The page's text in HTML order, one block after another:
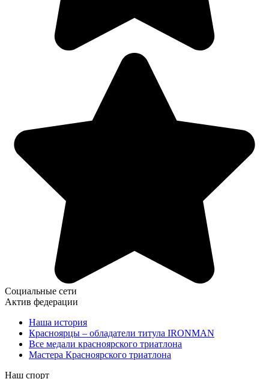
Социальные сети
Актив федерации
Наша история
Красноярцы – обладатели титула IRONMAN
Все медали красноярского триатлона
Мастера Красноярского триатлона
Наш спорт